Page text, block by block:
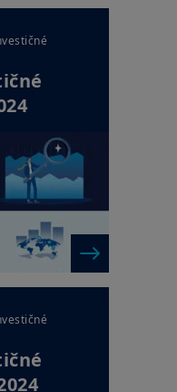
partnerstvo alebo
podľa
„americkou osobou“,
vstupovať.
prístupu k
vPrávnom
stránky potvrdzujete, že
a že s nimi